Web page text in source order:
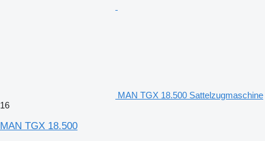
MAN TGX 18.500 Sattelzugmaschine
16
MAN TGX 18.500